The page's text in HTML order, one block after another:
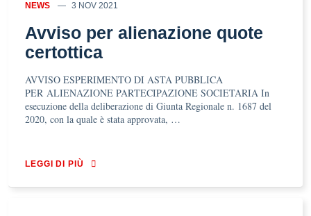
NEWS 3 NOV 2021
Avviso per alienazione quote
certottica
AVVISO ESPERIMENTO DI ASTA PUBBLICA
PER ALIENAZIONE PARTECIPAZIONE SOCIETARIA In
esecuzione della deliberazione di Giunta Regionale n. 1687 del
2020, con la quale è stata approvata, …
LEGGI DI PIÙ